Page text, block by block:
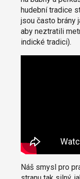
hudební tradice
jsou často brány
aby neztratili
indické tradici).
Náš smysl pro